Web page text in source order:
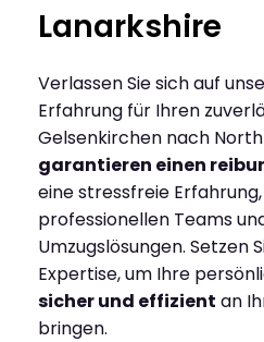
Lanarkshire
Verlassen Sie sich auf
Erfahrung für Ihren
Gelsenkirchen nach
garantieren einen
eine stressfreie
professionellen Teams
Umzugslösungen. Setzen
Expertise, um Ihre
sicher und effizient an
bringen.